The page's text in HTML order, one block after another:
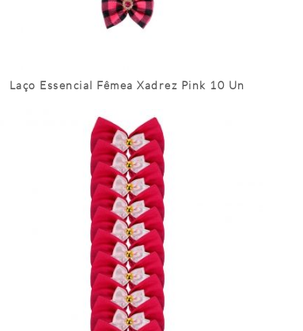
Laço Essencial Fêmea Xadrez Pink 10 Un